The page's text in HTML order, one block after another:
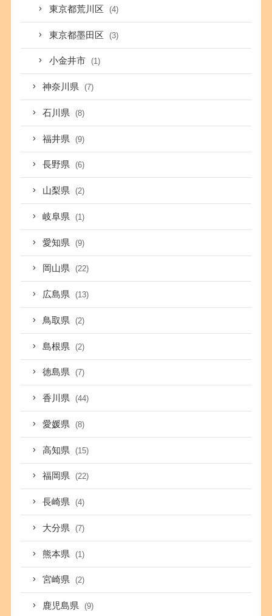
東京都荒川区 (4)
東京都墨田区 (3)
小金井市 (1)
神奈川県 (7)
石川県 (8)
福井県 (9)
長野県 (6)
山梨県 (2)
岐阜県 (1)
愛知県 (9)
岡山県 (22)
広島県 (13)
鳥取県 (2)
島根県 (2)
徳島県 (7)
香川県 (44)
愛媛県 (8)
高知県 (15)
福岡県 (22)
長崎県 (4)
大分県 (7)
熊本県 (1)
宮崎県 (2)
鹿児島県 (9)